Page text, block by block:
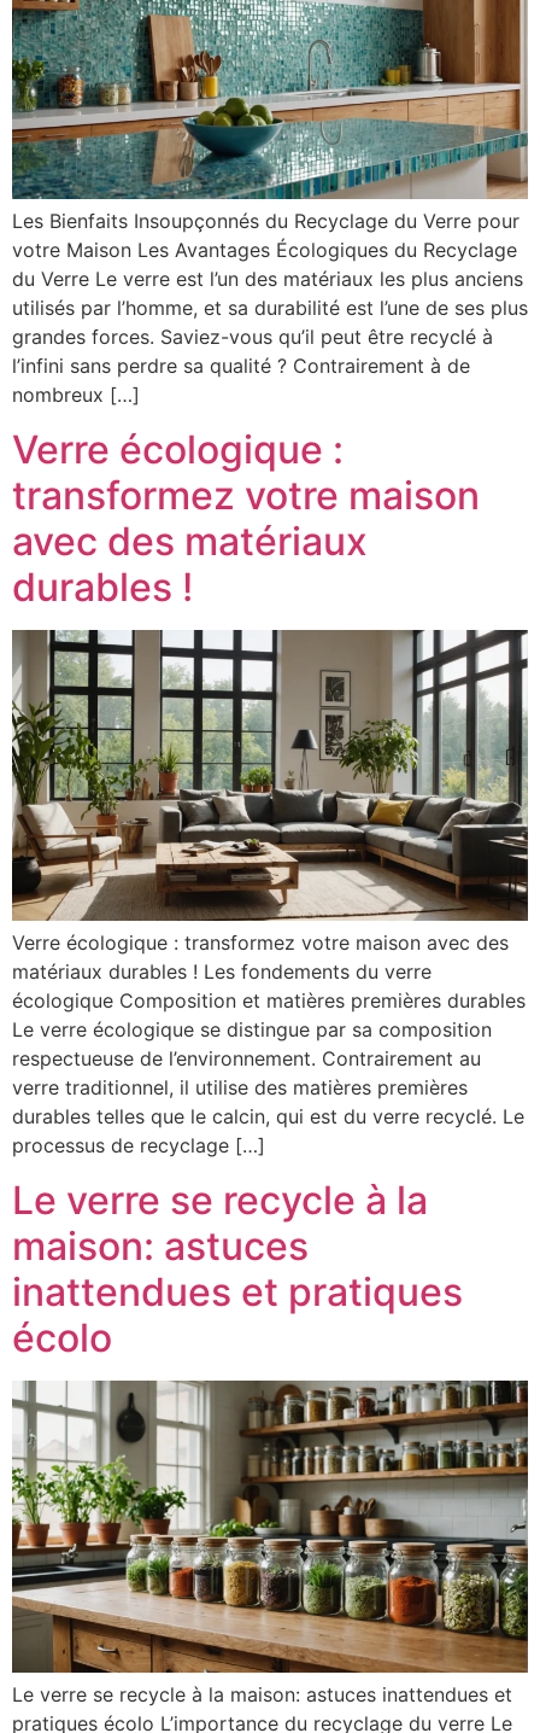
Les Bienfaits Insoupçonnés du Recyclage du Verre pour
votre Maison Les Avantages Écologiques du Recyclage
du Verre Le verre est l’un des matériaux les plus anciens
utilisés par l’homme, et sa durabilité est l’une de ses plus
grandes forces. Saviez-vous qu’il peut être recyclé à
l’infini sans perdre sa qualité ? Contrairement à de
nombreux […]
Verre écologique :
transformez votre maison
avec des matériaux
durables !
Verre écologique : transformez votre maison avec des
matériaux durables ! Les fondements du verre
écologique Composition et matières premières durables
Le verre écologique se distingue par sa composition
respectueuse de l’environnement. Contrairement au
verre traditionnel, il utilise des matières premières
durables telles que le calcin, qui est du verre recyclé. Le
processus de recyclage […]
Le verre se recycle à la
maison: astuces
inattendues et pratiques
écolo
Le verre se recycle à la maison: astuces inattendues et
pratiques écolo L’importance du recyclage du verre Le